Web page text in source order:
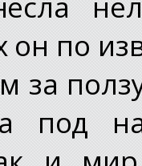
он по
за
под